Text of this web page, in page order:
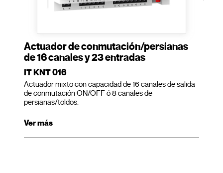
Actuador de conmutación/persianas
de 16 canales y 23 entradas
IT KNT 016
Actuador mixto con capacidad de 16 canales de salida
de conmutación ON/OFF ó 8 canales de
persianas/toldos.
Ver más